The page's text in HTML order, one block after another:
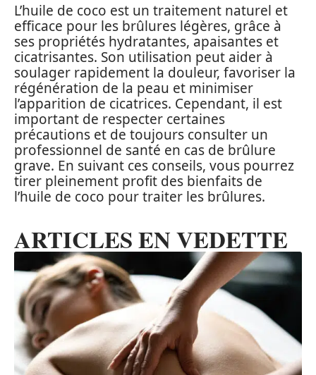
L’huile de coco est un traitement naturel et
efficace pour les brûlures légères, grâce à
ses propriétés hydratantes, apaisantes et
cicatrisantes. Son utilisation peut aider à
soulager rapidement la douleur, favoriser la
régénération de la peau et minimiser
l’apparition de cicatrices. Cependant, il est
important de respecter certaines
précautions et de toujours consulter un
professionnel de santé en cas de brûlure
grave. En suivant ces conseils, vous pourrez
tirer pleinement profit des bienfaits de
l’huile de coco pour traiter les brûlures.
ARTICLES EN VEDETTE